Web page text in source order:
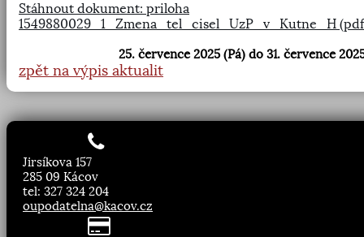
Stáhnout dokument: priloha
1549880029_1_Zmena_tel_cisel_UzP_v_Kutne_H
25. července 2025 (Pá) do 31. července
zpět na výpis aktualit
Jirsíkova 157
285 09 Kácov
tel: 327 324 204
oupodatelna@kacov.cz